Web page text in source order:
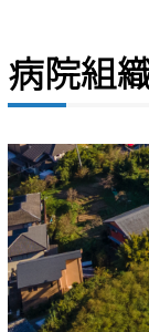
病院組